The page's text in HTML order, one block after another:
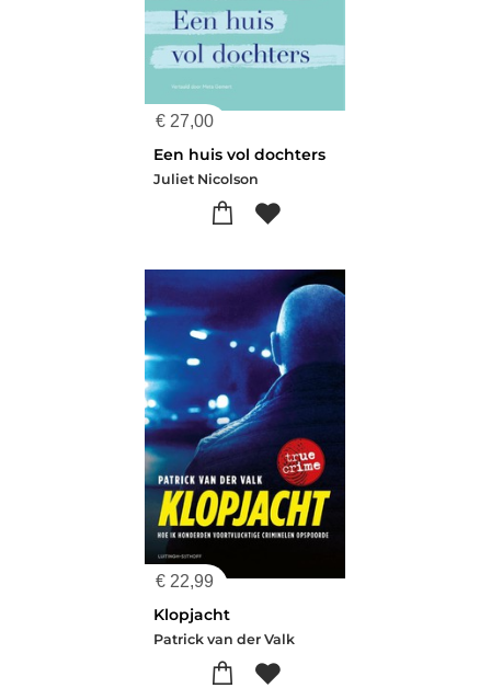
€ 27,00
Een huis vol dochters
Juliet Nicolson
€ 22,99
Klopjacht
Patrick van der Valk